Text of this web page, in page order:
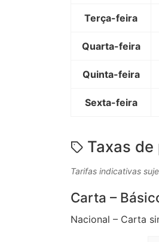
Terça-feira
Quarta-feira
Quinta-feira
Sexta-feira
Taxas
Tarifas indicativas
Carta –
Nacional – Carta